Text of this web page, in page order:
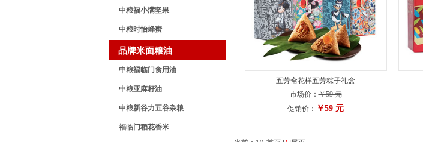
中粮福小满坚果
中粮时怡蜂蜜
品牌米面粮油
中粮福临门食用油
中粮亚麻籽油
中粮新谷力五谷杂粮
福临门稻花香米
五芳斋花样五芳粽子礼盒
市场价：￥59 元
促销价： ￥59 元